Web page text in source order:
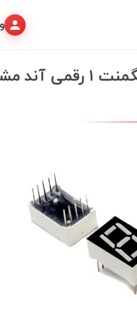
سون سگمنت ۱ رقمی